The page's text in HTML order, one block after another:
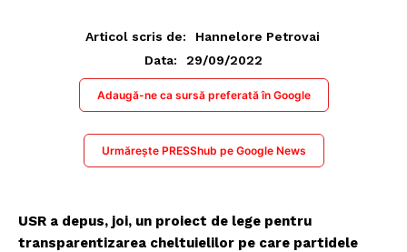
Articol scris de:
Hannelore Petrovai
Data:
29/09/2022
Adaugă-ne ca sursă preferată în Google
Urmărește PRESShub pe Google News
USR a depus, joi, un proiect de lege pentru
transparentizarea cheltuielilor pe care partidele